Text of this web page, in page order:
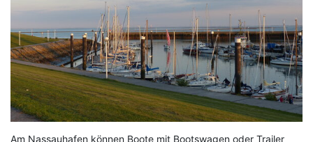
Am Nassauhafen können Boote mit Bootswagen oder Trailer